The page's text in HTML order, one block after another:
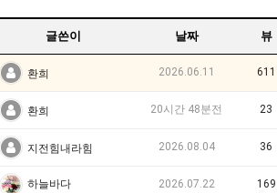
글쓴이 날짜 뷰
환희 2026.06.11 611
환희 20시간 48분전 23
지전힘내라힘 2026.08.04 36
하늘바다 2026.07.22 169